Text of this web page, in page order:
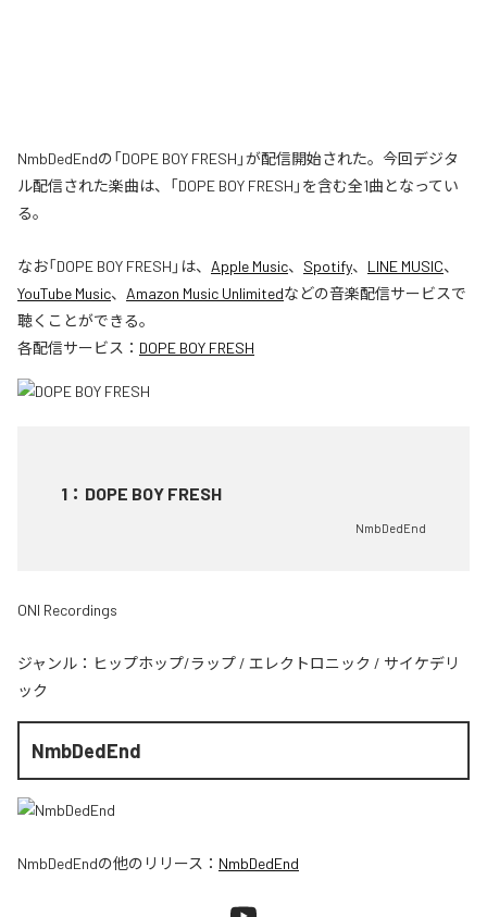
NmbDedEndの「DOPE BOY FRESH」が配信開始された。今回デジタ
ル配信された楽曲は、「DOPE BOY FRESH」を含む全1曲となってい
る。
なお「DOPE BOY FRESH 」は、 Apple Music、 Spotify、 LINE MUSIC、
YouTube Music、 Amazon Music Unlimitedなどの音楽配信サービスで
聴くことができる。
各配信サービス： DOPE BOY FRESH
1 ： DOPE BOY FRESH
NmbDedEnd
ONI Recordings
ジャンル： ヒップホップ/ラップ / エレクトロニック / サイケデリ
ック
NmbDedEnd
NmbDedEndの他のリリース： NmbDedEnd